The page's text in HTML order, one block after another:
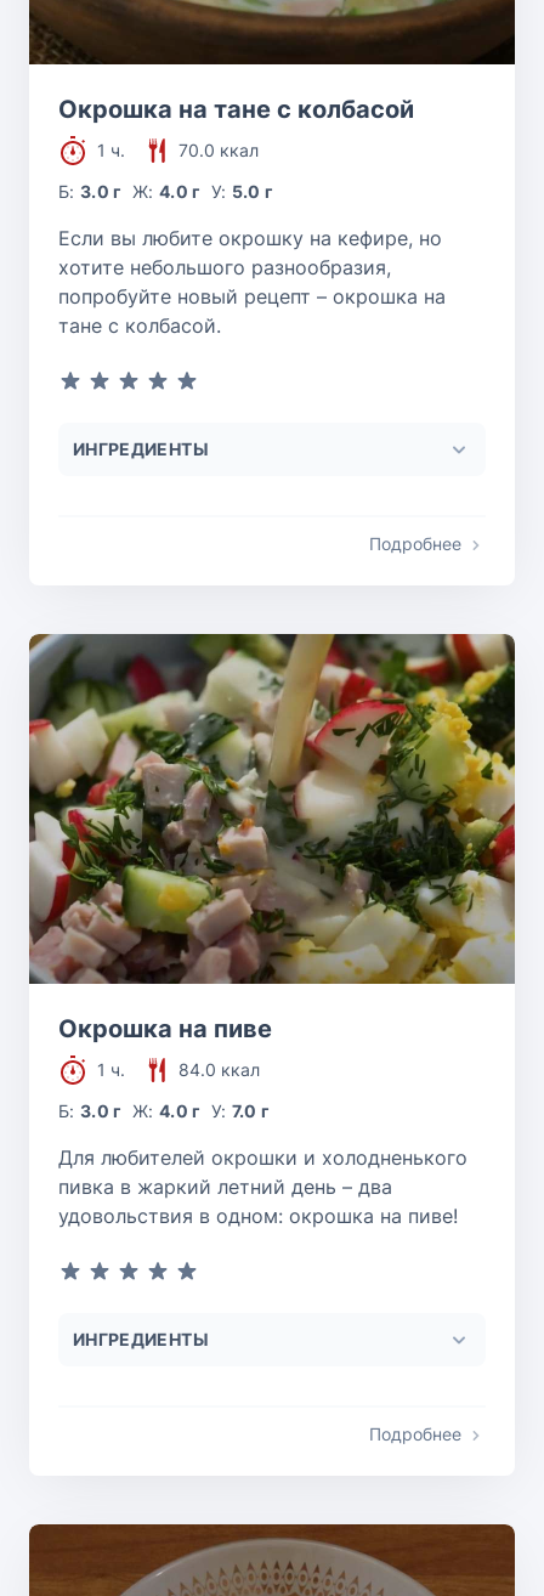
Окрошка на тане с колбасой
1 ч.
70.0 ккал
Б:3.0 г Ж: 4.0 г У: 5.0 г
Если вы любите окрошку на кефире, но
хотите небольшого разнообразия,
попробуйте новый рецепт – окрошка на
тане с колбасой.
ИНГРЕДИЕНТЫ
Подробнее
Окрошка на пиве
1 ч.
84.0 ккал
Б:3.0 г Ж: 4.0 г У: 7.0 г
Для любителей окрошки и холодненького
пивка в жаркий летний день – два
удовольствия в одном: окрошка на пиве!
ИНГРЕДИЕНТЫ
Подробнее